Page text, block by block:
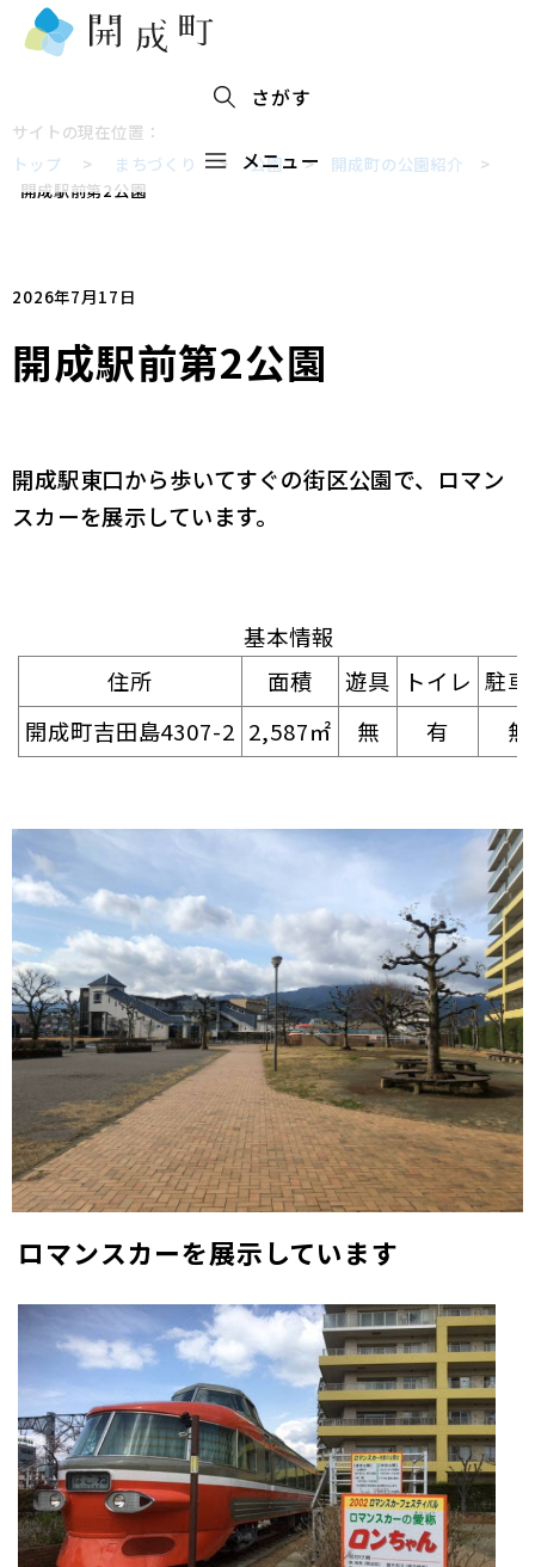
さがす
メニュー
サイトの現在位置：
トップ > まちづくり >公園> 開成町の公園紹介 >
開成駅前第2公園
2026年7月17日
開成駅前第2公園
開成駅東口から歩いてすぐの街区公園で、ロマン
スカーを展示しています。
基本情報
住所
面積 遊具 トイレ 駐
開成町吉田島4307-2 2,587㎡ 無 有 無
ロマンスカーを展示しています